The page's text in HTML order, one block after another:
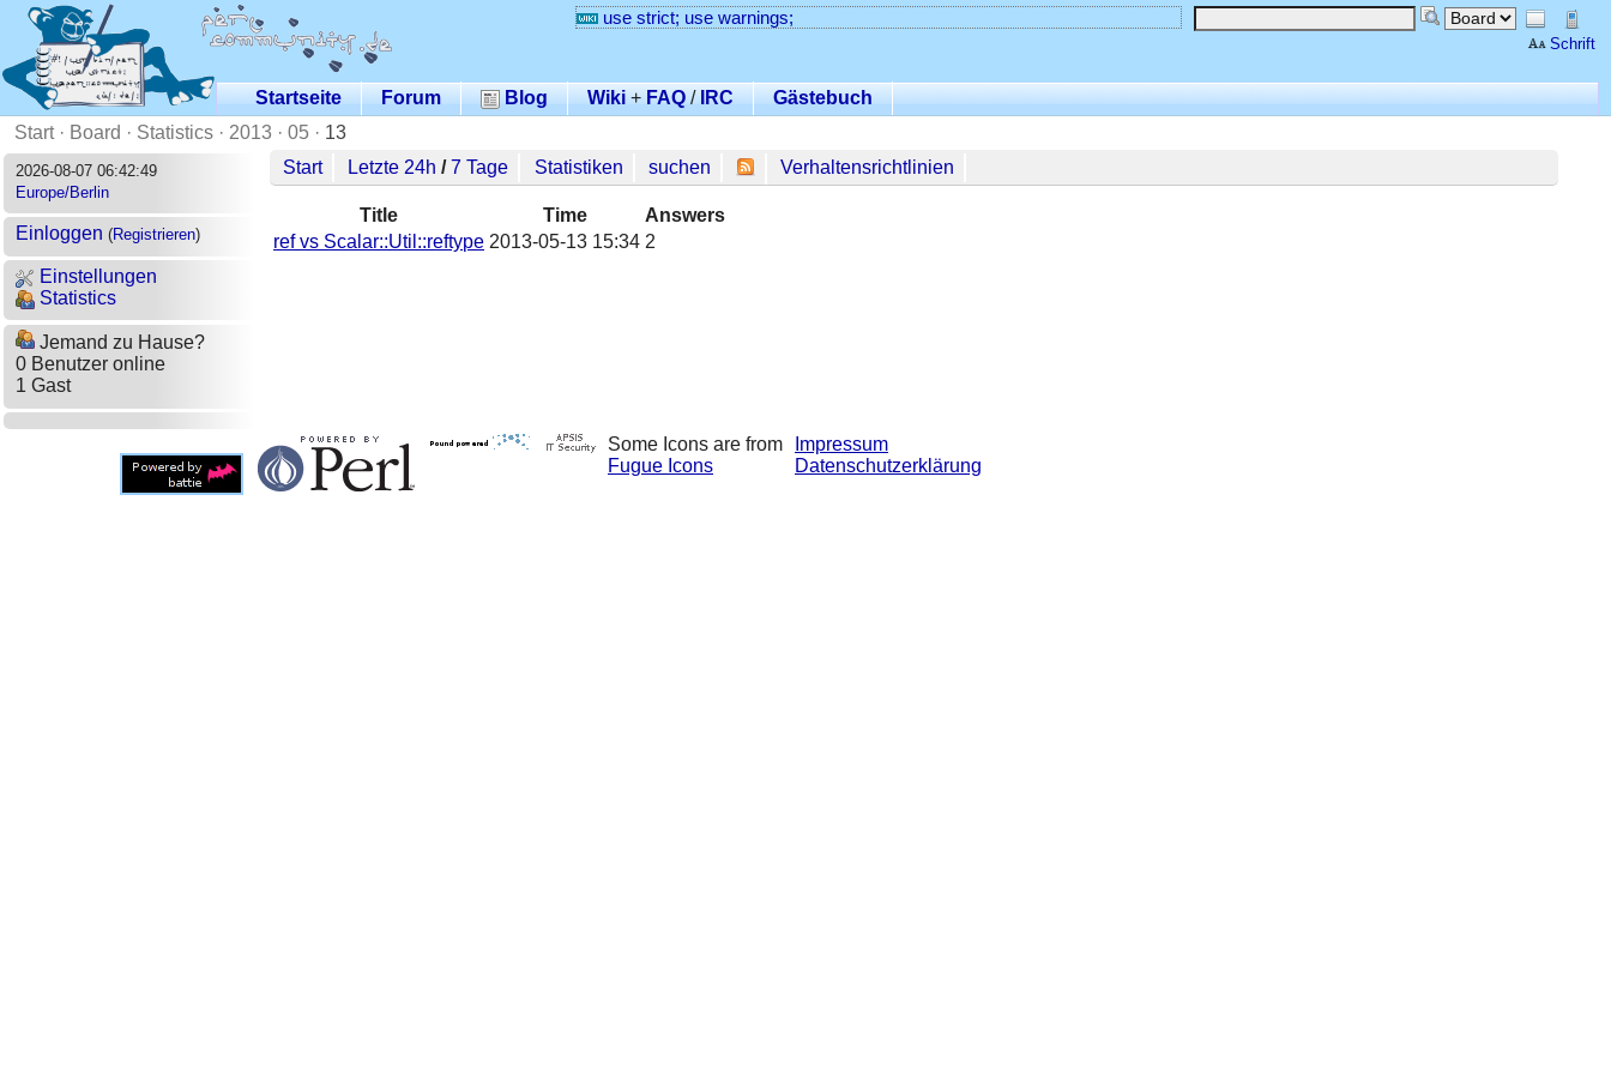
Schrift
use strict; use warnings;
Startseite Forum Blog Wiki+ FAQ /IRC
Gästebuch
Start· Board · Statistics · 2013 · 05 · 13
2026-08-07 06:42:49
Europe/Berlin
Einloggen (Registrieren)
Einstellungen
Statistics
Jemand zu Hause?
0 Benutzer online
1 Gast
Start Letzte 24h /7 Tage Statistiken suchen Verhaltensrichtlinien
Title Time
Answers
ref vs Scalar::Util::reftype 2013-05-13 15:34 2
Some Icons are from
Fugue Icons
Impressum
Datenschutzerklärung